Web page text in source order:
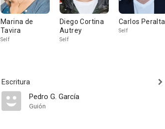
Marina de
Tavira
Self
Diego Cortina
Autrey
Self
Carlos Peralta
Self
Escritura
Pedro G. García
Guión